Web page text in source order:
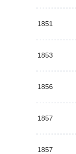
1851
1853
1856
1857
1857